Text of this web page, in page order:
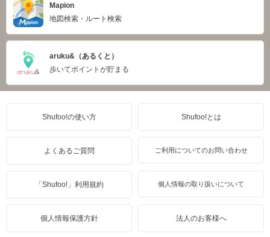
Mapion
地図検索・ルート検索
aruku&（あるくと）
歩いてポイントが貯まる
Shufoo!の使い方 Shufoo!とは
よくあるご質問 ご利用についてのお問い合わせ
「Shufoo!」利用規約 個人情報の取り扱いについて
個人情報保護方針 法人のお客様へ